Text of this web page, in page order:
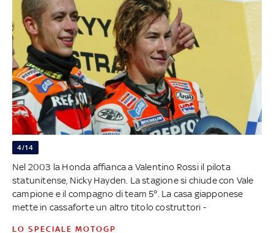
4/14
Nel 2003 la Honda affianca a Valentino Rossi il pilota
statunitense, Nicky Hayden. La stagione si chiude con Vale
campione e il compagno di team 5°. La casa giapponese
mette in cassaforte un altro titolo costruttori -
LO SPECIALE MOTOGP